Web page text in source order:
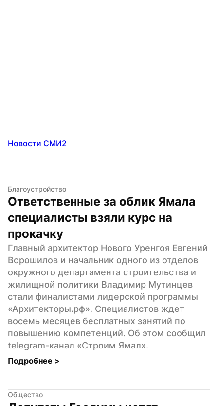
Новости СМИ2
Благоустройство
Ответственные за облик Ямала
специалисты взяли курс на
прокачку
Главный архитектор Нового Уренгоя Евгений
Ворошилов и начальник одного из отделов
окружного департамента строительства и
жилищной политики Владимир Мутинцев
стали финалистами лидерской программы
«Архитекторы.рф». Специалистов ждет
восемь месяцев бесплатных занятий по
повышению компетенций. Об этом сообщил
telegram-канал «Строим Ямал».
Подробнее >
Общество